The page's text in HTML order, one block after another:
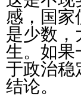
感，国家
是少数，
生。如果
于政治稳
结论。